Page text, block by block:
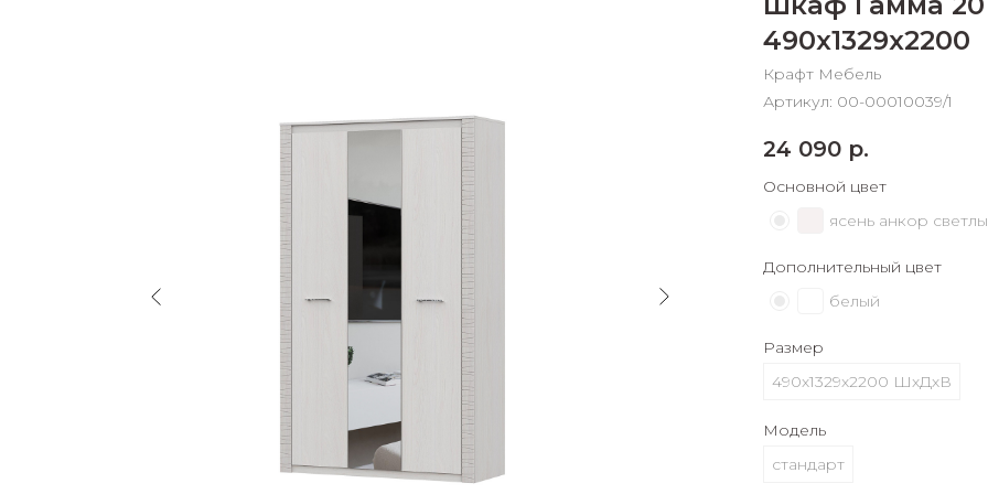
490х1329х2200
Крафт Мебель
Артикул: 00-00010039/1
24 090 р.
Основной цвет
ясень анкор
Дополнительный цвет
белый
Размер
490х1329х2200 ШхДхВ
Модель
стандарт